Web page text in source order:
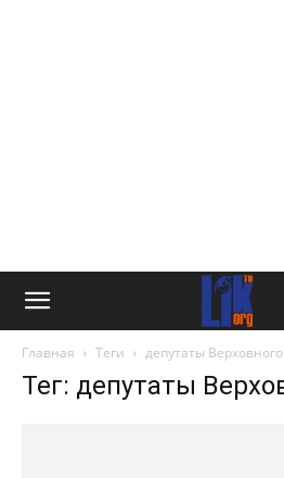
Главная Теги депутаты
Тег: депутаты